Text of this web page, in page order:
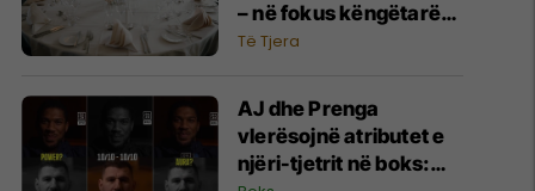
– në fokus këngëtarët,
sallat, fotografët dhe
Të Tjera
AJ dhe Prenga
vlerësojnë atributet e
njëri-tjetrit në boks: